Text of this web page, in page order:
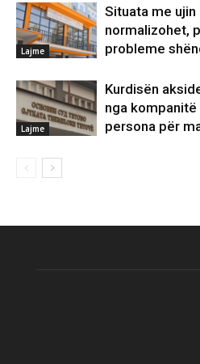
Lajme
Situata me ujin
normalizohet,
probleme
Lajme
Kurdisën
nga
persona për